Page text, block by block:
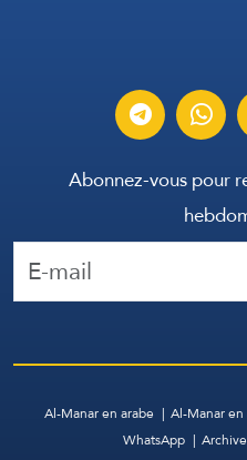
Abonnez-vous pour
Al-Manar en arabe Al-Manar
WhatsApp
Archive